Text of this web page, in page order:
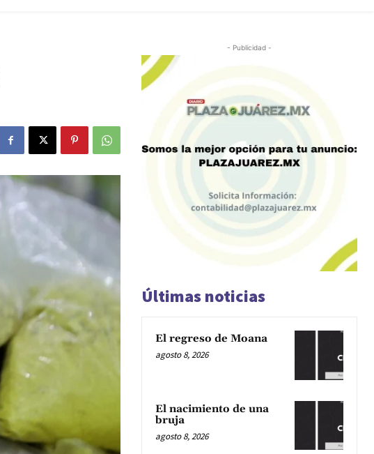
- Publicidad -
Últimas noticias
El regreso de Moana
agosto 8, 2026
El nacimiento de una
bruja
agosto 8, 2026